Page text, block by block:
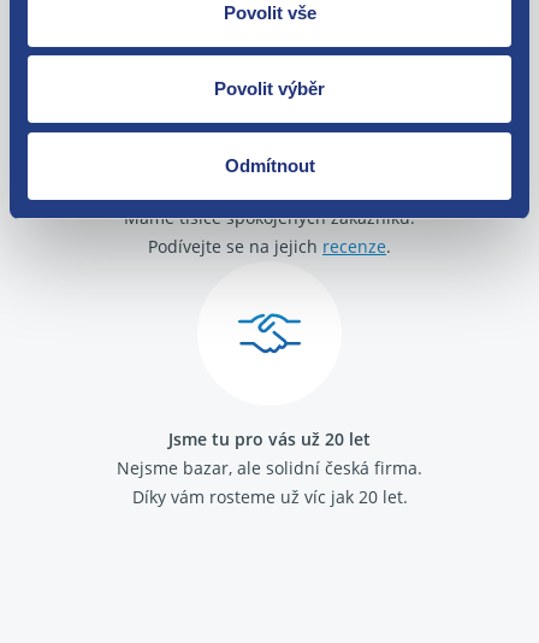
Povolit vše
Povolit výběr
Odmítnout
Máme tisíce spokojených zákazníků.
Podívejte se na jejich recenze.
Jsme tu pro vás už 20 let
Nejsme bazar, ale solidní česká firma.
Díky vám rosteme už víc jak 20 let.